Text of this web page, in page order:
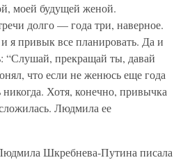
моей будущей женой.
долго — года три, наверное.
я привык все планировать. Да и
“Слушай, прекращай ты, давай
что если не женюсь еще года
Хотя, конечно, привычка
Людмила ее
Шкребнева-Путина писала